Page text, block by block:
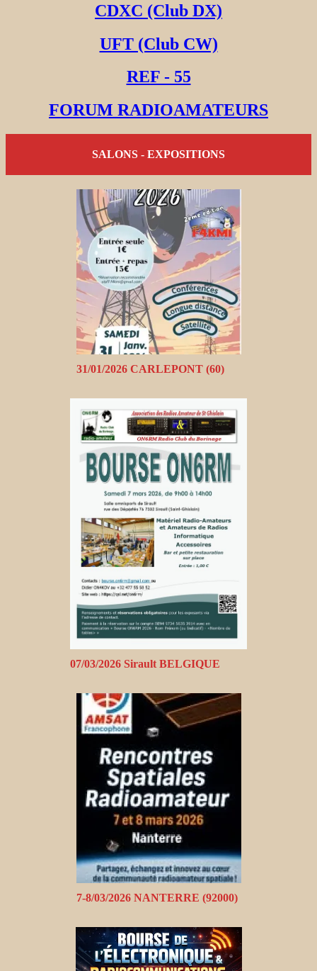
CDXC (Club DX)
UFT (Club CW)
REF - 55
FORUM RADIOAMATEURS
SALONS - EXPOSITIONS
31/01/2026 CARLEPONT (60)
07/03/2026 Sirault BELGIQUE
7-8/03/2026 NANTERRE (92000)